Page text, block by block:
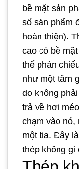
bề mặt sản
số sản phẩm
hoàn thiện).
cao có bề
thể phản
như một tấm
do không
trả về hơi
chạm vào nó,
một tia. Đây
thép không gỉ